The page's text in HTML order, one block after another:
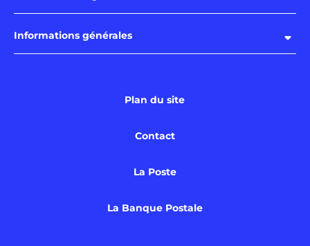
Informations générales
Plan du site
Contact
La Poste
La Banque Postale